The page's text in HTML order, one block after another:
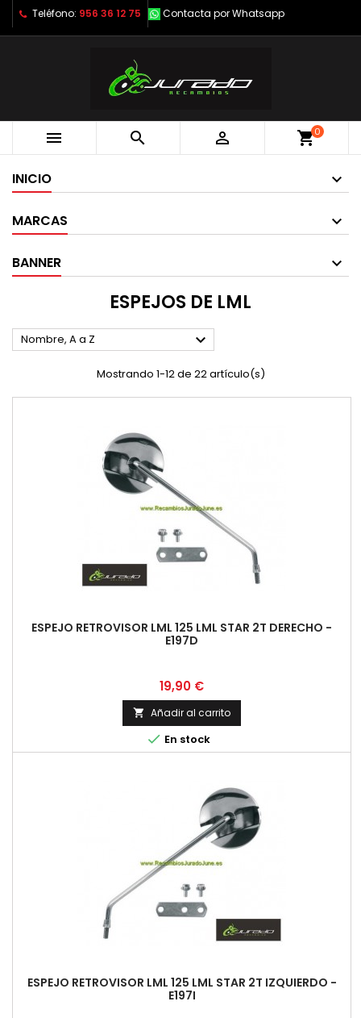
Teléfono: 956 36 12 75 Contacta por Whatsapp
   shopping_cart0
INICIO
MARCAS
BANNER
ESPEJOS DE LML
Nombre, A a Z 
Mostrando 1-12 de 22 artículo(s)
ESPEJO RETROVISOR LML 125 LML STAR 2T DERECHO -
E197D
Precio
19,90 €
 Añadir al carrito
 En stock
ESPEJO RETROVISOR LML 125 LML STAR 2T IZQUIERDO -
E197I